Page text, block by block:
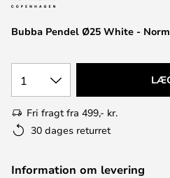
Bubba Pendel Ø25 White -
1
Fri fragt fra 499,- kr.
30 dages returret
Information om levering